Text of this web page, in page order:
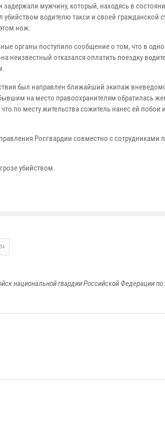
задержали мужчину, который, находясь в
убийством водителю такси и своей гражданской
нож.
органы поступило сообщение о том, что в
неизвестный отказался оплатить поездку
был направлен ближайший экипаж
на место правоохранителям обратилась
по месту жительства сожитель нанес ей побои
Росгвардии совместно с сотрудниками
убийством.
национальной гвардии Российской Федерации по